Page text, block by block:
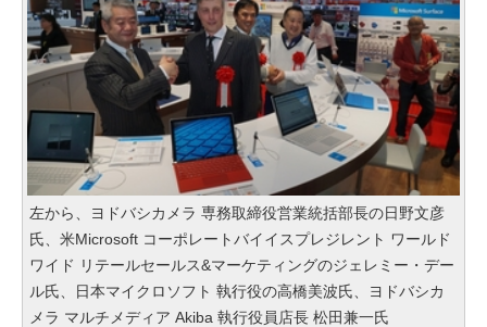
左から、ヨドバシカメラ 専務取締役営業統括部長の日野文彦
氏、米Microsoft コーポレートバイイスプレジレント ワールド
ワイド リテールセールス&マーケティングのジェレミー・デー
ル氏、日本マイクロソフト 執行役の高橋美波氏、ヨドバシカ
メラ マルチメディア Akiba 執行役員店長 松田兼一氏